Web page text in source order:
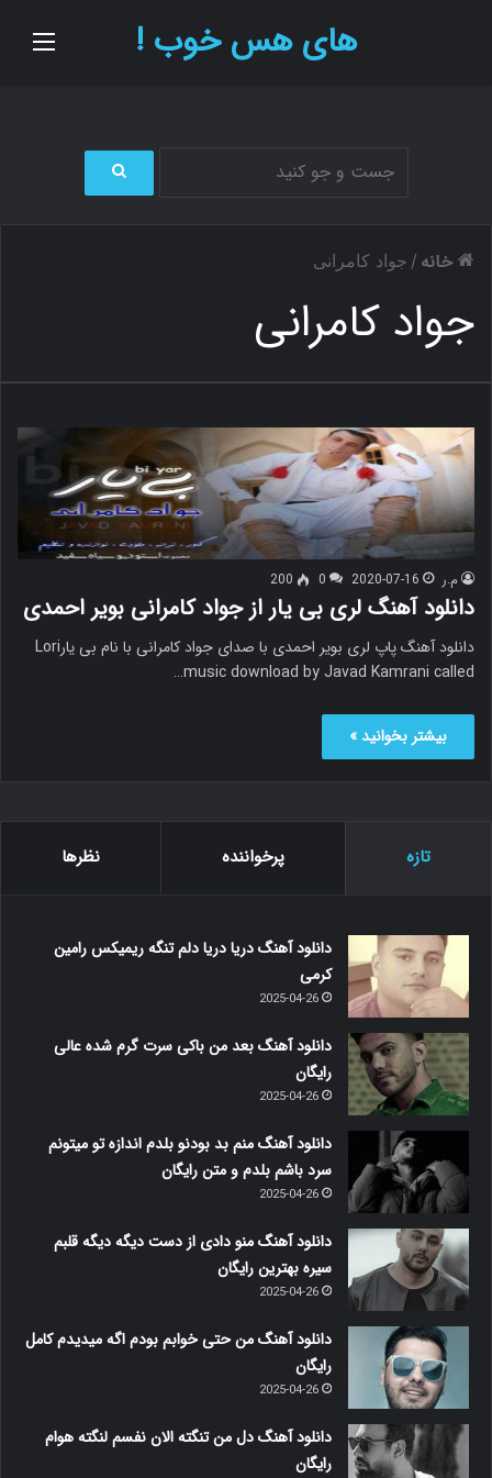
های هس خوب !
ج
ی
خانه / جواد کامرانی
جواد کامرانی
م.ر 2020-07-16
0
200
دانلود آهنگ لری بی یار از جواد کامرانی بویر احمدی
دانلود آهنگ پاپ لری بویر احمدی با صدای جواد کامرانی با نام بی یارLori
music download by Javad Kamrani called…
بیشتر بخوانید »
تازه پرخواننده نظرها
دانلود آهنگ دریا دریا دلم تنگه ریمیکس رامین
کرمی
2025-04-26
دانلود آهنگ بعد من باکی سرت گرم شده عالی
رایگان
2025-04-26
دانلود آهنگ منم بد بودنو بلدم اندازه تو میتونم
سرد باشم بلدم و متن رایگان
2025-04-26
دانلود آهنگ منو دادی از دست دیگه دیگه قلبم
سیره بهترین رایگان
2025-04-26
دانلود آهنگ من حتی خوابم بودم اگه میدیدم کامل
رایگان
2025-04-26
دانلود آهنگ دل من تنگته الان نفسم لنگته هوام
رایگان